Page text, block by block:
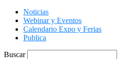
Noticias
Webinar y Eventos
Calendario Expo y Ferias
Publica
Buscar